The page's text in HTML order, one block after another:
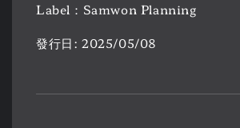
Label：Samwon Planning
發行日: 2025/05/08